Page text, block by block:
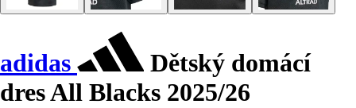
adidas
Dětský domácí
dres All Blacks 2025/26